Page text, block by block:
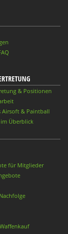
& Positionen
Airsoft & Paintball
Überblick
für Mitglieder